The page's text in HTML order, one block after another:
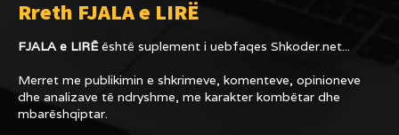
Rreth FJALA e LIRË
FJALA e LIRËështë suplement i uebfaqes Shkoder.net...
Merret me publikimin e shkrimeve, komenteve, opinioneve
dhe analizave të ndryshme, me karakter kombëtar dhe
mbarëshqiptar.